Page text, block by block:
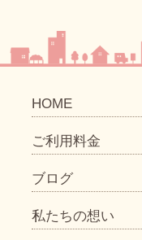
HOME
ご利用料金
ブログ
私たちの想い